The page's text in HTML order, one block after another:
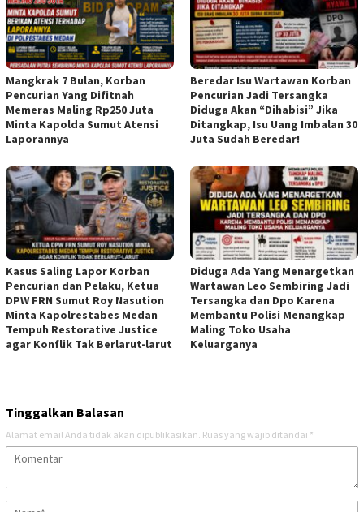
Mangkrak 7 Bulan, Korban
Pencurian Yang Difitnah
Memeras Maling Rp250 Juta
Minta Kapolda Sumut Atensi
Laporannya
Beredar Isu Wartawan Korban
Pencurian Jadi Tersangka
Diduga Akan “Dihabisi” Jika
Ditangkap, Isu Uang Imbalan 30
Juta Sudah Beredar!
Kasus Saling Lapor Korban
Pencurian dan Pelaku, Ketua
DPW FRN Sumut Roy Nasution
Minta Kapolrestabes Medan
Tempuh Restorative Justice
agar Konflik Tak Berlarut-larut
Diduga Ada Yang Menargetkan
Wartawan Leo Sembiring Jadi
Tersangka dan Dpo Karena
Membantu Polisi Menangkap
Maling Toko Usaha
Keluarganya
Tinggalkan Balasan
Alamat email Anda tidak akan dipublikasikan. Ruas yang wajib ditandai *